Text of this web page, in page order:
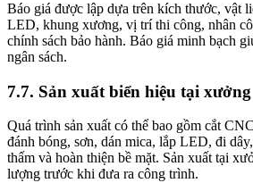
Báo giá được lập dựa trên kích thước, vật
LED, khung xương, vị trí thi công, nhân
chính sách bảo hành. Báo giá minh bạch
ngân sách.
7.7. Sản xuất biển hiệu tại xưởng
Quá trình sản xuất có thể bao gồm cắt
đánh bóng, sơn, dán mica, lắp LED, đi
thấm và hoàn thiện bề mặt. Sản xuất tại
lượng trước khi đưa ra công trình.